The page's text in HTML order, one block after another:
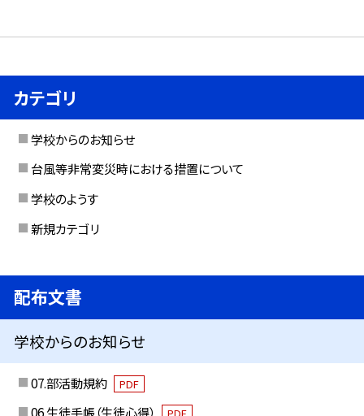
カテゴリ
学校からのお知らせ
台風等非常変災時における措置について
学校のようす
新規カテゴリ
配布文書
学校からのお知らせ
07.部活動規約 PDF
06.生徒手帳（生徒心得）